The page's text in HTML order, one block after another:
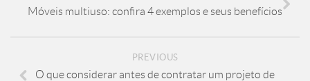
Móveis multiuso: confira 4 exemplos e seus benefícios
PREVIOUS
O que considerar antes de contratar um projeto de